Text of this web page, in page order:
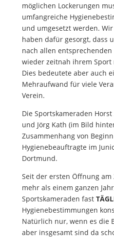
möglichen Lockerungen
umfangreiche
und umgesetzt werden.
haben dafür gesorgt, dass
nach allen
wieder zeitnah ihrem Sport
Dies bedeutete aber auch
Mehraufwand für viele
Verein.
Die Sportskameraden
und Jörg Kath (im Bild
Zusammenhang von
Hygienebeauftragte im
Dortmund.
Seit der ersten Öffnung am
mehr als einem ganzen
Sportskameraden fast
Hygienebestimmungen
Natürlich nur, wenn es die
aber insgesamt sind da